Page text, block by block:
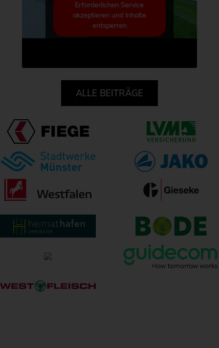
Erforderlichen Service
akzeptieren und Inhalte
entsperren
ALLE BEITRÄGE